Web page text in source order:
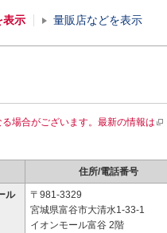
表示 量販店などを表示
場合がございます。最新の情報は
住所/電話番号
ル
〒981-3329
宮城県富谷市大清水1-33-1
イオンモール富谷 2階